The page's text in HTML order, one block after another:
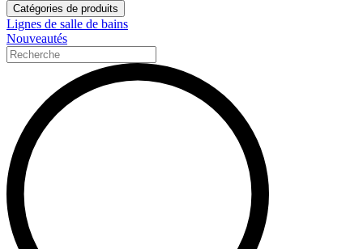
Catégories de produits
Lignes de salle de bains
Nouveautés